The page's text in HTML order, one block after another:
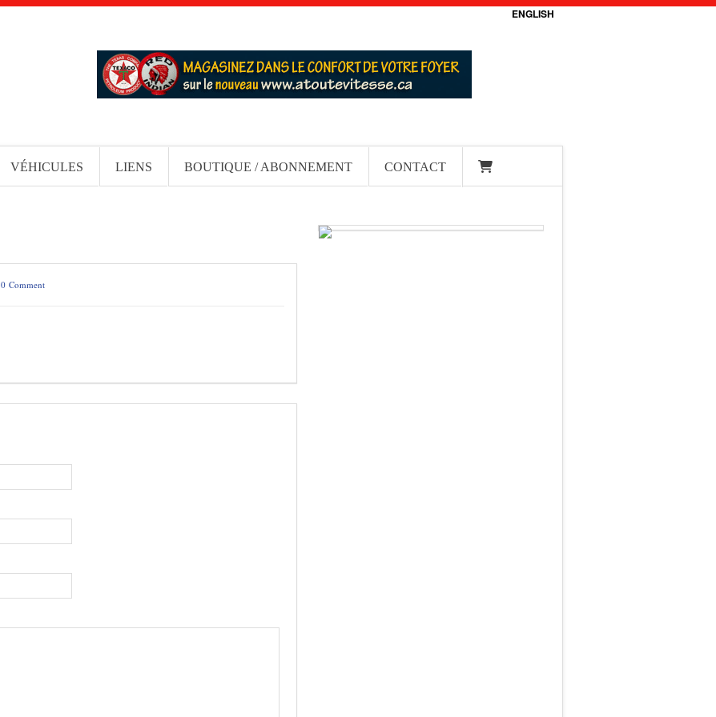
ENGLISH
VÉHICULES LIENS BOUTIQUE / ABONNEMENT CONTACT
0 Comment